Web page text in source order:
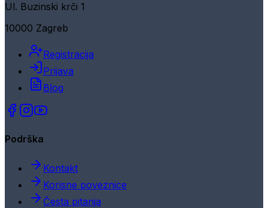
Ul. Buzinski krči 1
10000 Zagreb
Registracija
Prijava
Blog
Podrška
Kontakt
Korisne poveznice
Česta pitanja